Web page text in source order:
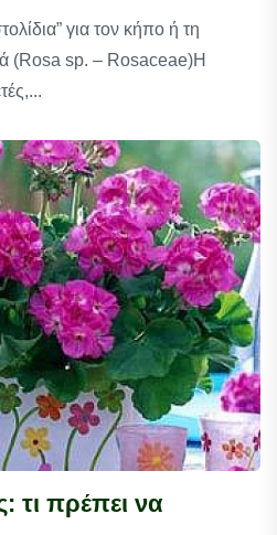
για τον κήπο ή τη
(Rosa sp. – Rosaceae)Η
τι πρέπει να